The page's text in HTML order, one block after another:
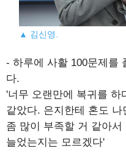
▲ 김신영.
- 하루에 사활 100문제를
다.
'너무 오랜만에 복귀를 하
같았다. 은지한테 혼도 나
좀 많이 부족할 거 같아
늘었는지는 모르겠다'